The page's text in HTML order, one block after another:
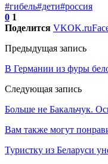
#гибель#дети#россия
0 1
Поделится VKOK.ru
Предыдущая запись
В Германии из фуры
Следующая запись
Больше не Бакальчук.
Вам также могут
Туристку из Беларуси